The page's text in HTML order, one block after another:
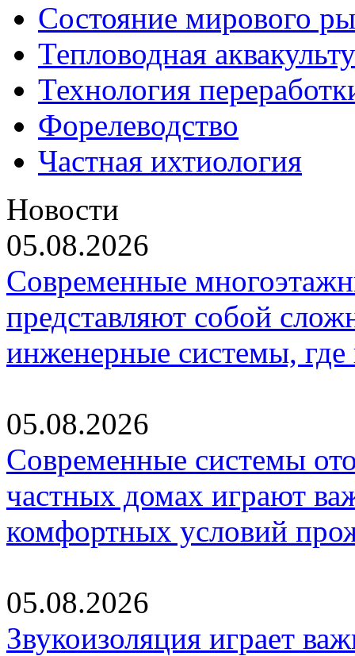
Состояние мирового
Тепловодная
Технология
Форелеводство
Частная ихтиология
Новости
05.08.2026
Современные
представляют собой
инженерные системы,
05.08.2026
Современные системы
частных домах играют
комфортных условий
05.08.2026
Звукоизоляция играет